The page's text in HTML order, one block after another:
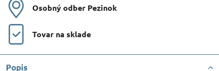
Osobný odber Pezinok
Tovar na sklade
Popis